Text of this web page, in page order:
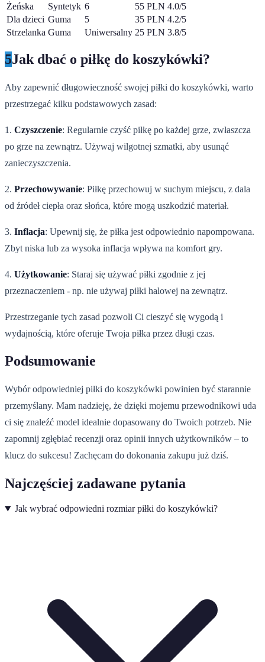
Żeńska
Syntetyk 6 55 PLN 4.0/5
Dla dzieci Guma 5 35 PLN 4.2/5
Strzelanka Guma Uniwersalny 25 PLN 3.8/5
5Jak dbać o piłkę do koszykówki?
Aby zapewnić długowieczność swojej piłki do koszykówki, warto
przestrzegać kilku podstawowych zasad:
1. Czyszczenie: Regularnie czyść piłkę po każdej grze, zwłaszcza
po grze na zewnątrz. Używaj wilgotnej szmatki, aby usunąć
zanieczyszczenia.
2. Przechowywanie: Piłkę przechowuj w suchym miejscu, z dala
od źródeł ciepła oraz słońca, które mogą uszkodzić materiał.
3. Inflacja: Upewnij się, że piłka jest odpowiednio napompowana.
Zbyt niska lub za wysoka inflacja wpływa na komfort gry.
4. Użytkowanie: Staraj się używać piłki zgodnie z jej
przeznaczeniem - np. nie używaj piłki halowej na zewnątrz.
Przestrzeganie tych zasad pozwoli Ci cieszyć się wygodą i
wydajnością, które oferuje Twoja piłka przez długi czas.
Podsumowanie
Wybór odpowiedniej piłki do koszykówki powinien być starannie
przemyślany. Mam nadzieję, że dzięki mojemu przewodnikowi uda
ci się znaleźć model idealnie dopasowany do Twoich potrzeb. Nie
zapomnij zgłębiać recenzji oraz opinii innych użytkowników – to
klucz do sukcesu! Zachęcam do dokonania zakupu już dziś.
Najczęściej zadawane pytania
Jak wybrać odpowiedni rozmiar piłki do koszykówki?